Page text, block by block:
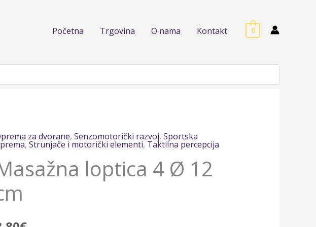
Početna Trgovina O nama Kontakt 0
za dvorane,Senzomotorički razvoj,Sportska
,Strunjače i motorički elementi, Taktilna percepcija
loptica 4 Ø 12